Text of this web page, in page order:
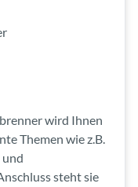
wird Ihnen
Themen wie z.B.
steht sie